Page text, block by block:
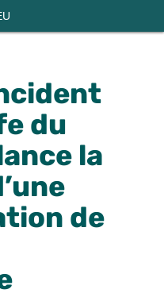
du
la
de